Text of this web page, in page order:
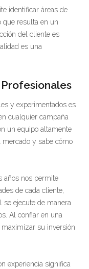
identificar áreas de
que resulta en un
del cliente es
es una
y experimentados es
cualquier campaña
un equipo altamente
mercado y sabe cómo
años nos permite
de cada cliente,
se ejecute de manera
Al confiar en una
su inversión
experiencia significa